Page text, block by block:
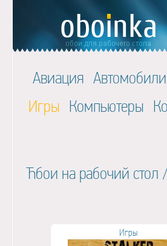
Авиация Автомобили
Игры Компьютеры
Ћбои на рабочий стол
Игры